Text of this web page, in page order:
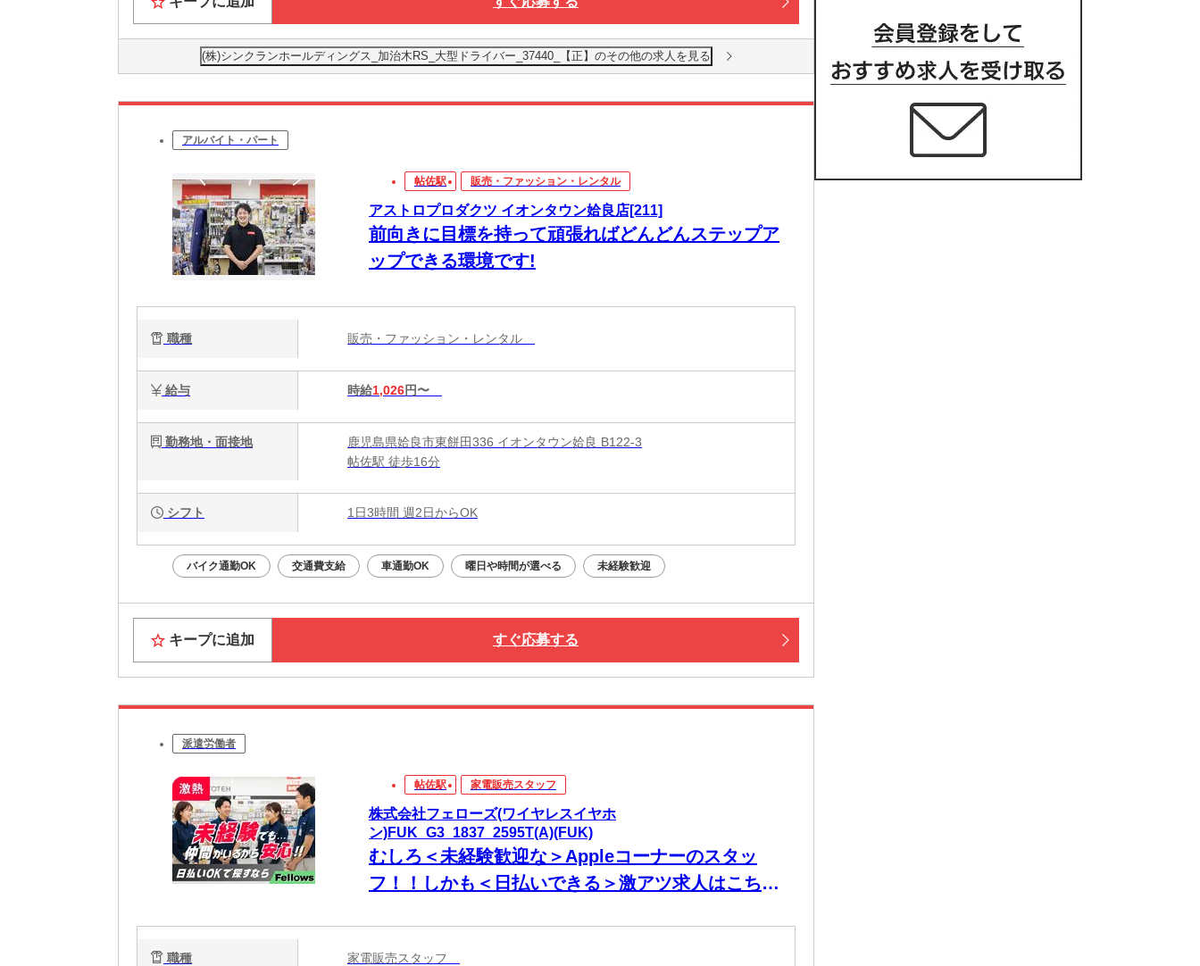
(株)シンクランホールディングス_加治木RS_大型ドライバー_37440_【正】のその他の求人を見る
アルバイト・パート
帖佐駅 販売・ファッション・レンタル
アストロプロダクツ イオンタウン姶良店[211]
前向きに目標を持って頑張ればどんどんステップア
ップできる環境です!
職種 販売・ファッション・レンタル
給与 時給1,026円〜
勤務地・面接地
鹿児島県姶良市東餅田336 イオンタウン姶良 B122-3
帖佐駅 徒歩16分
シフト 1日3時間 週2日からOK
バイク通勤OK 交通費支給 車通勤OK 曜日や時間が選べる 未経験歓迎
キープに追加 すぐ応募する
派遣労働者
帖佐駅 家電販売スタッフ
株式会社フェローズ(ワイヤレスイヤホ
ン)FUK_G3_1837_2595T(A)(FUK)
むしろ＜未経験歓迎な＞Appleコーナーのスタッ
フ！！しかも＜日払いできる＞激アツ求人はこち
職種 家電販売スタッフ